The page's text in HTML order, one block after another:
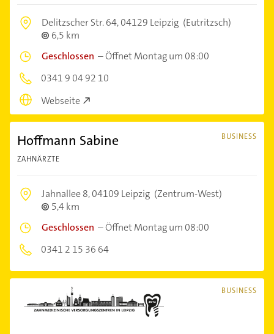
Delitzscher Str. 64,04129 Leipzig (Eutritzsch)
6,5 km
Geschlossen –Öffnet Montag um 08:00
0341 9 04 92 10
Webseite
BUSINESS
Hoffmann Sabine
ZAHNÄRZTE
Jahnallee 8,04109 Leipzig (Zentrum-West)
5,4 km
Geschlossen –Öffnet Montag um 08:00
0341 2 15 36 64
BUSINESS